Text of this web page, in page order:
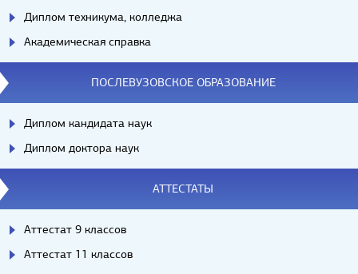
Диплом техникума, колледжа
Академическая справка
ПОСЛЕВУЗОВСКОЕ ОБРАЗОВАНИЕ
Диплом кандидата наук
Диплом доктора наук
АТТЕСТАТЫ
Аттестат 9 классов
Аттестат 11 классов